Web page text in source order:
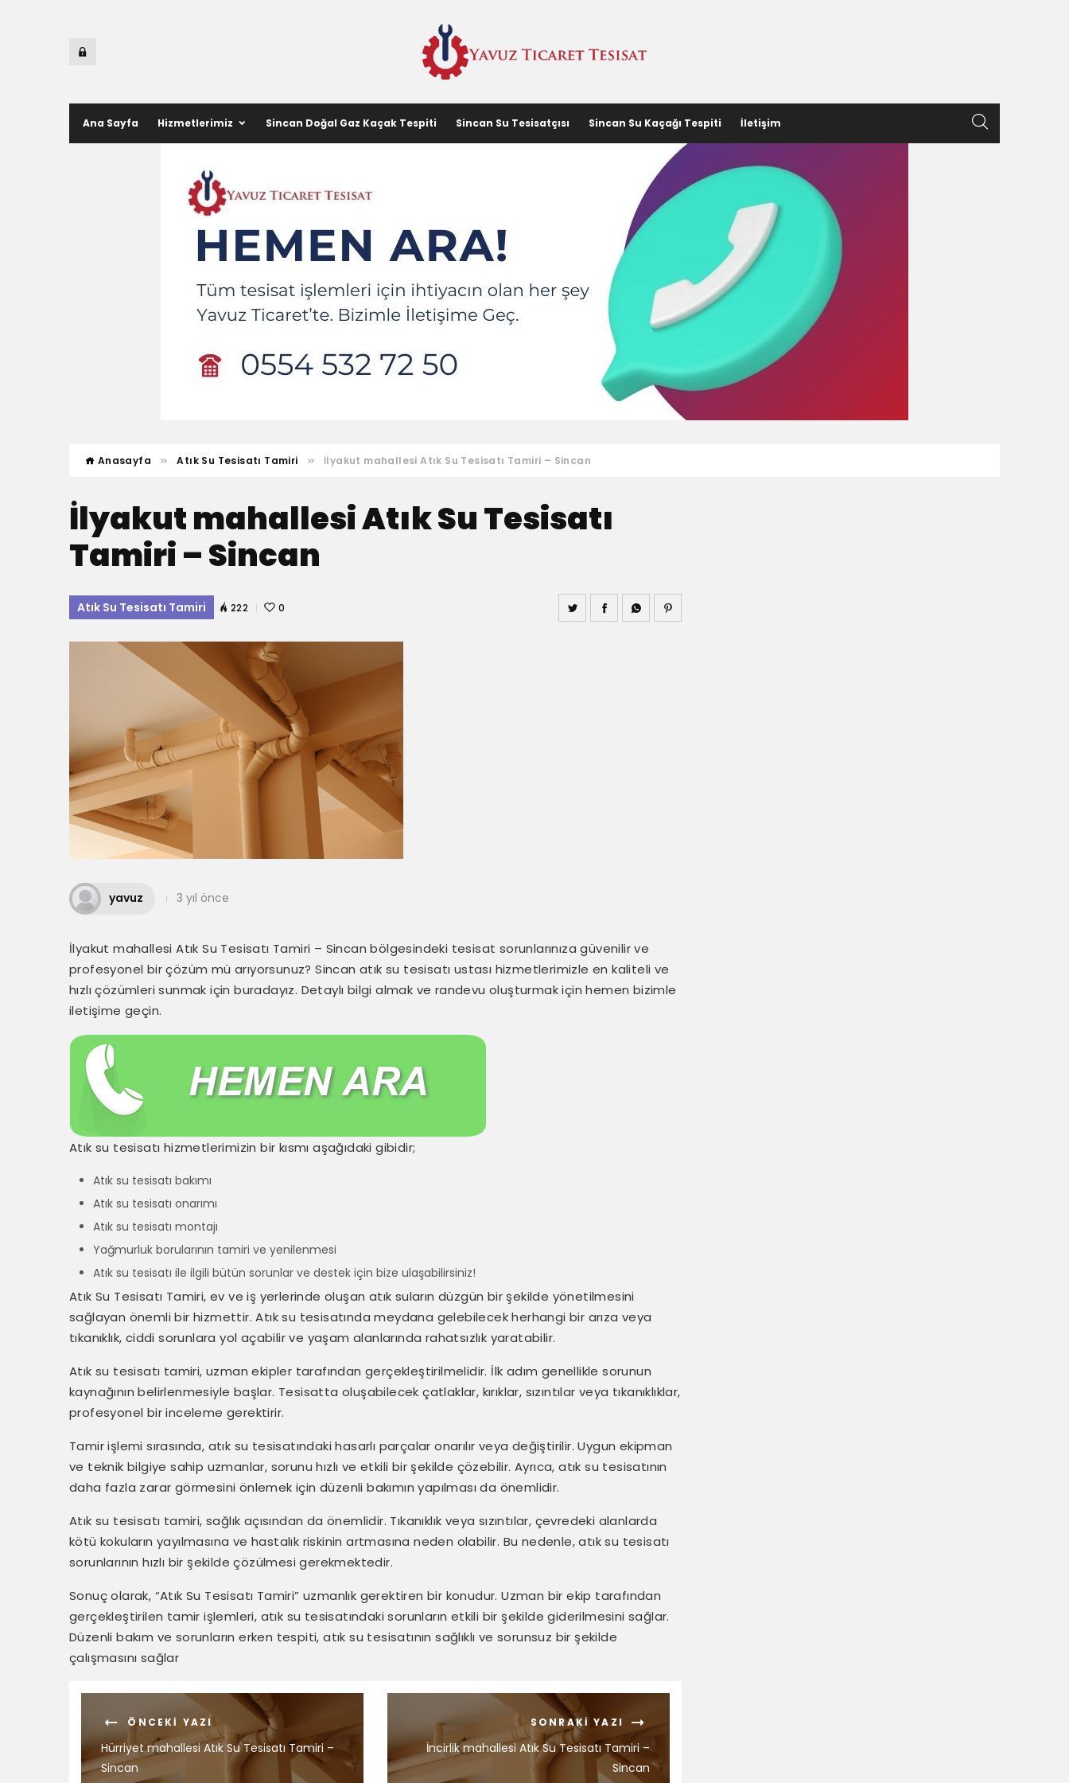
Ana Sayfa Hizmetlerimiz Sincan Doğal Gaz Kaçak Tespiti Sincan Su Tesisatçısı Sincan Su Kaçağı Tespiti İletişim
Anasayfa Atık Su Tesisatı Tamiri İlyakut mahallesi Atık Su Tesisatı Tamiri – Sincan
İlyakut mahallesi Atık Su Tesisatı
Tamiri – Sincan
Atık Su Tesisatı Tamiri 222 0
yavuz 3 yıl önce
İlyakut mahallesi Atık Su Tesisatı Tamiri – Sincan bölgesindeki tesisat sorunlarınıza güvenilir ve
profesyonel bir çözüm mü arıyorsunuz? Sincan atık su tesisatı ustası hizmetlerimizle en kaliteli ve
hızlı çözümleri sunmak için buradayız. Detaylı bilgi almak ve randevu oluşturmak için hemen bizimle
iletişime geçin.
Atık su tesisatı hizmetlerimizin bir kısmı aşağıdaki gibidir;
Atık su tesisatı bakımı
Atık su tesisatı onarımı
Atık su tesisatı montajı
Yağmurluk borularının tamiri ve yenilenmesi
Atık su tesisatı ile ilgili bütün sorunlar ve destek için bize ulaşabilirsiniz!
Atık Su Tesisatı Tamiri, ev ve iş yerlerinde oluşan atık suların düzgün bir şekilde yönetilmesini
sağlayan önemli bir hizmettir. Atık su tesisatında meydana gelebilecek herhangi bir arıza veya
tıkanıklık, ciddi sorunlara yol açabilir ve yaşam alanlarında rahatsızlık yaratabilir.
Atık su tesisatı tamiri, uzman ekipler tarafından gerçekleştirilmelidir. İlk adım genellikle sorunun
kaynağının belirlenmesiyle başlar. Tesisatta oluşabilecek çatlaklar, kırıklar, sızıntılar veya tıkanıklıklar,
profesyonel bir inceleme gerektirir.
Tamir işlemi sırasında, atık su tesisatındaki hasarlı parçalar onarılır veya değiştirilir. Uygun ekipman
ve teknik bilgiye sahip uzmanlar, sorunu hızlı ve etkili bir şekilde çözebilir. Ayrıca, atık su tesisatının
daha fazla zarar görmesini önlemek için düzenli bakımın yapılması da önemlidir.
Atık su tesisatı tamiri, sağlık açısından da önemlidir. Tıkanıklık veya sızıntılar, çevredeki alanlarda
kötü kokuların yayılmasına ve hastalık riskinin artmasına neden olabilir. Bu nedenle, atık su tesisatı
sorunlarının hızlı bir şekilde çözülmesi gerekmektedir.
Sonuç olarak, “Atık Su Tesisatı Tamiri” uzmanlık gerektiren bir konudur. Uzman bir ekip tarafından
gerçekleştirilen tamir işlemleri, atık su tesisatındaki sorunların etkili bir şekilde giderilmesini sağlar.
Düzenli bakım ve sorunların erken tespiti, atık su tesisatının sağlıklı ve sorunsuz bir şekilde
çalışmasını sağlar
ÖNCEKI YAZI
Hürriyet mahallesi Atık Su Tesisatı Tamiri –
Sincan
SONRAKI YAZI
İncirlik mahallesi Atık Su Tesisatı Tamiri –
Sincan